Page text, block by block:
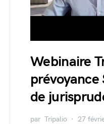
Webinaire
prévoyance
de
par Tripalio 27